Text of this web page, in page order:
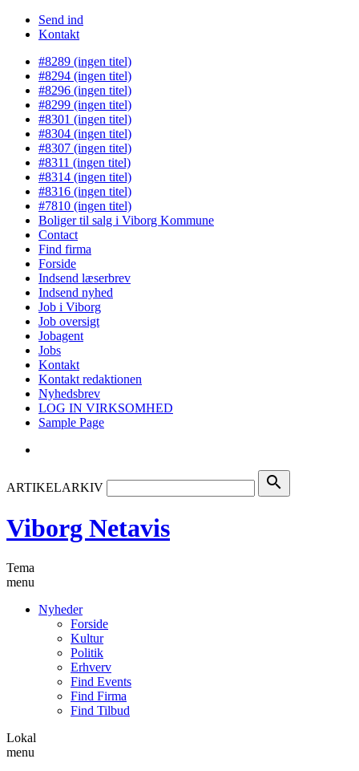
Send ind
Kontakt
#8289 (ingen titel)
#8294 (ingen titel)
#8296 (ingen titel)
#8299 (ingen titel)
#8301 (ingen titel)
#8304 (ingen titel)
#8307 (ingen titel)
#8311 (ingen titel)
#8314 (ingen titel)
#8316 (ingen titel)
#7810 (ingen titel)
Boliger til salg i Viborg Kommune
Contact
Find firma
Forside
Indsend læserbrev
Indsend nyhed
Job i Viborg
Job oversigt
Jobagent
Jobs
Kontakt
Kontakt redaktionen
Nyhedsbrev
LOG IN VIRKSOMHED
Sample Page
ARTIKELARKIV search
Viborg Netavis
Tema
menu
Nyheder
Forside
Kultur
Politik
Erhverv
Find Events
Find Firma
Find Tilbud
Lokal
menu